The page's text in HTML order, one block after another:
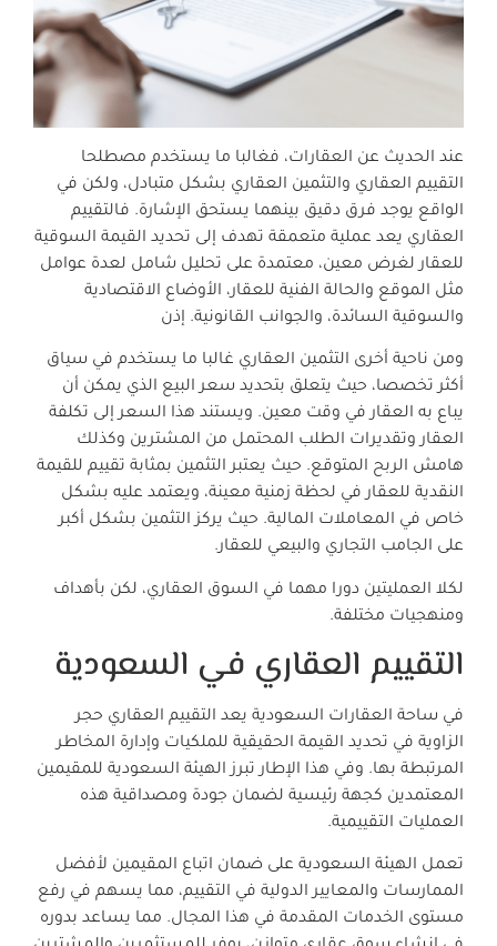
عند الحديث عن العقارات، فغالبا ما يستخدم مصطلحا
التقييم العقاري والتثمين العقاري بشكل متبادل، ولكن في
الواقع يوجد فرق دقيق بينهما يستحق الإشارة. فالتقييم
العقاري يعد عملية متعمقة تهدف إلى تحديد القيمة السوقية
للعقار لغرض معين، معتمدة على تحليل شامل لعدة عوامل
مثل الموقع والحالة الفنية للعقار، الأوضاع الاقتصادية
والسوقية السائدة، والجوانب القانونية. إذن
ومن ناحية أخرى التثمين العقاري غالبا ما يستخدم في سياق
أكثر تخصصا، حيث يتعلق بتحديد سعر البيع الذي يمكن أن
يباع به العقار في وقت معين. ويستند هذا السعر إلى تكلفة
العقار وتقديرات الطلب المحتمل من المشترين وكذلك
هامش الربح المتوقع. حيث يعتبر التثمين بمثابة تقييم للقيمة
النقدية للعقار في لحظة زمنية معينة، ويعتمد عليه بشكل
خاص في المعاملات المالية. حيث يركز التثمين بشكل أكبر
على الجامب التجاري والبيعي للعقار.
لكلا العمليتين دورا مهما في السوق العقاري، لكن بأهداف
ومنهجيات مختلفة.
التقييم العقاري في السعودية
في ساحة العقارات السعودية يعد التقييم العقاري حجر
الزاوية في تحديد القيمة الحقيقية للملكيات وإدارة المخاطر
المرتبطة بها. وفي هذا الإطار تبرز الهيئة السعودية للمقيمين
المعتمدين كجهة رئيسية لضمان جودة ومصداقية هذه
العمليات التقييمية.
تعمل الهيئة السعودية على ضمان اتباع المقيمين لأفضل
الممارسات والمعايير الدولية في التقييم، مما يسهم في رفع
مستوى الخدمات المقدمة في هذا المجال. مما يساعد بدوره